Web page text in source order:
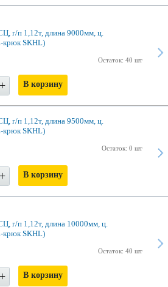
г/п 1,12т, длина 9000мм, ц.
крюк SKHL)
Остаток: 40 шт
+ В корзину
г/п 1,12т, длина 9500мм, ц.
крюк SKHL)
Остаток: 0 шт
+ В корзину
г/п 1,12т, длина 10000мм, ц.
крюк SKHL)
Остаток: 40 шт
+ В корзину